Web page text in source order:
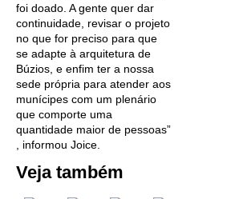
foi doado. A gente quer dar
continuidade, revisar o projeto
no que for preciso para que
se adapte à arquitetura de
Búzios, e enfim ter a nossa
sede própria para atender aos
munícipes com um plenário
que comporte uma
quantidade maior de pessoas”
, informou Joice.
Veja também